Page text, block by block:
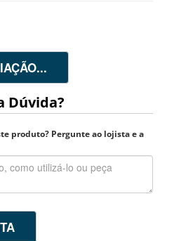
Dúvida?
produto? Pergunte ao lojista e a